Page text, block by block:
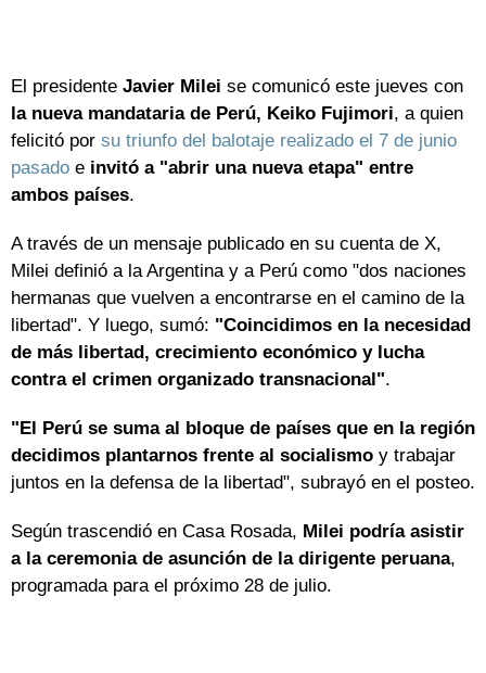
El presidente Javier Milei se comunicó este jueves con
la nueva mandataria de Perú, Keiko Fujimori, a quien
felicitó por su triunfo del balotaje realizado el 7 de junio
pasado e invitó a "abrir una nueva etapa" entre
ambos países.
A través de un mensaje publicado en su cuenta de X,
Milei definió a la Argentina y a Perú como "dos naciones
hermanas que vuelven a encontrarse en el camino de la
libertad". Y luego, sumó: "Coincidimos en la necesidad
de más libertad, crecimiento económico y lucha
contra el crimen organizado transnacional".
"El Perú se suma al bloque de países que en la región
decidimos plantarnos frente al socialismo y trabajar
juntos en la defensa de la libertad", subrayó en el posteo.
Según trascendió en Casa Rosada, Milei podría asistir
a la ceremonia de asunción de la dirigente peruana,
programada para el próximo 28 de julio.